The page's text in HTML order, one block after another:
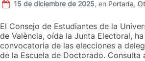
15 de diciembre de 2025,en Portada,
El Consejo de Estudiantes de la
de València, oída la Junta Electoral,
convocatoria de las elecciones a
de la Escuela de Doctorado. Consulta